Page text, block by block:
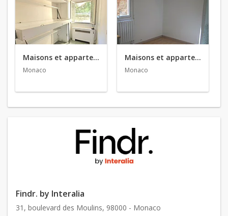
Maisons et appartements en location
Monaco
Maisons et appartements en vente
Monaco
Findr. by Interalia
31, boulevard des Moulins, 98000 - Monaco